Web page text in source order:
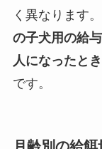
く異なります
の子犬用の給
人になったと
です。